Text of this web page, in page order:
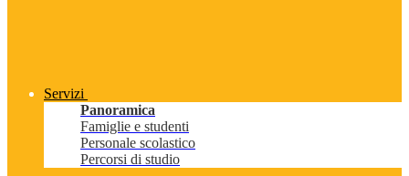
Servizi
Panoramica
Famiglie e studenti
Personale scolastico
Percorsi di studio